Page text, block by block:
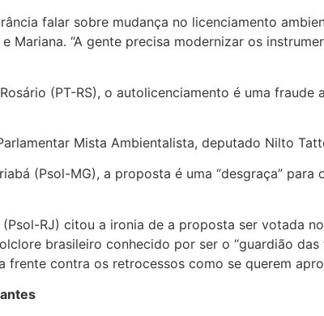
falar sobre mudança no licenciamento
Mariana. “A gente precisa modernizar os
(PT-RS), o autolicenciamento é uma
Mista Ambientalista, deputado Nilto
(Psol-MG), a proposta é uma “desgraça”
RJ) citou a ironia de a proposta ser votada
brasileiro conhecido por ser o “guardião
frente contra os retrocessos como se querem